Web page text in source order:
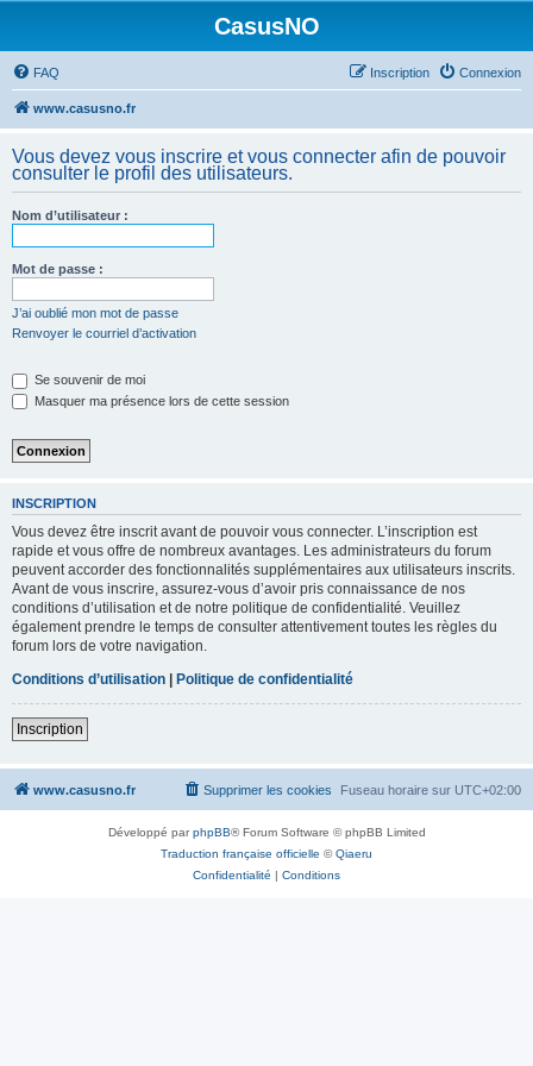
CasusNO
FAQ Connexion
Inscription
www.casusno.fr
Vous devez vous inscrire et vous connecter afin de pouvoir
consulter le profil des utilisateurs.
Nom d’utilisateur :
Mot de passe :
J’ai oublié mon mot de passe
Renvoyer le courriel d’activation
Se souvenir de moi
Masquer ma présence lors de cette session
INSCRIPTION
Vous devez être inscrit avant de pouvoir vous connecter. L’inscription est
rapide et vous offre de nombreux avantages. Les administrateurs du forum
peuvent accorder des fonctionnalités supplémentaires aux utilisateurs inscrits.
Avant de vous inscrire, assurez-vous d’avoir pris connaissance de nos
conditions d’utilisation et de notre politique de confidentialité. Veuillez
également prendre le temps de consulter attentivement toutes les règles du
forum lors de votre navigation.
Conditions d’utilisation | Politique de confidentialité
Inscription
www.casusno.fr Fuseau horaire sur UTC+02:00
Supprimer les cookies
Développé parphpBB® Forum Software © phpBB Limited
Traduction française officielle ©Qiaeru
Confidentialité | Conditions